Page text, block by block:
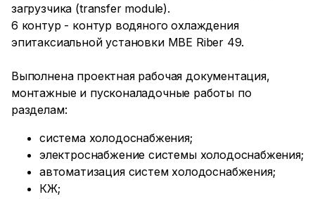
загрузчика (transfer module).
6 контур - контур водяного охлаждения
эпитаксиальной установки MBE Riber 49.
Выполнена проектная рабочая документация,
монтажные и пусконаладочные работы по
разделам:
система холодоснабжения;
электроснабжение системы холодоснабжения;
автоматизация систем холодоснабжения;
КЖ;